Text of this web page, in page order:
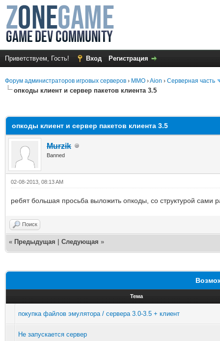
Приветствуем, Гость! Вход Регистрация
Форум администраторов игровых серверов › MMO ›Aion › Серверная часть
опкоды клиент и сервер пакетов клиента 3.5
опкоды клиент и сервер пакетов клиента 3.5
Murzik
Banned
02-08-2013, 08:13 AM
ребят большая просьба выложить опкоды, со структурой сами
Поиск
« Предыдущая Следующая »
Тема
покупка файлов эмулятора / сервера 3.0-3.5 + клиент
Не запускается сервер